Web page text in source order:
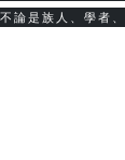
論是族人、學者